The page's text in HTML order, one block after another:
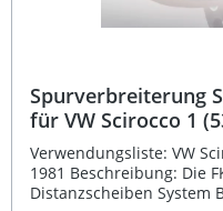
Spurverbreiterung
für VW Scirocco 1
Verwendungsliste: VW
1981 Beschreibung: Die
Distanzscheiben System